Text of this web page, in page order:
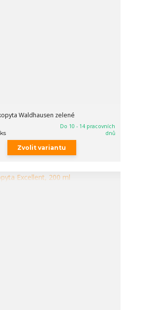
Waldhausen zelené
ks
Do 10 - 14 pracovních
dnů
Zvolit variantu